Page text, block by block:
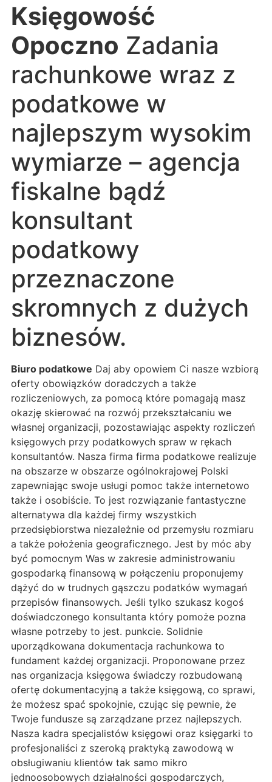
Księgowość
Opoczno Zadania
rachunkowe wraz z
podatkowe w
najlepszym wysokim
wymiarze – agencja
fiskalne bądź
konsultant
podatkowy
przeznaczone
skromnych z dużych
biznesów.
Biuro podatkowe Daj aby opowiem Ci nasze wzbiorą
oferty obowiązków doradczych a także
rozliczeniowych, za pomocą które pomagają masz
okazję skierować na rozwój przekształcaniu we
własnej organizacji, pozostawiając aspekty rozliczeń
księgowych przy podatkowych spraw w rękach
konsultantów. Nasza firma firma podatkowe realizuje
na obszarze w obszarze ogólnokrajowej Polski
zapewniając swoje usługi pomoc także internetowo
także i osobiście. To jest rozwiązanie fantastyczne
alternatywa dla każdej firmy wszystkich
przedsiębiorstwa niezależnie od przemysłu rozmiaru
a także położenia geograficznego. Jest by móc aby
być pomocnym Was w zakresie administrowaniu
gospodarką finansową w połączeniu proponujemy
dążyć do w trudnych gąszczu podatków wymagań
przepisów finansowych. Jeśli tylko szukasz kogoś
doświadczonego konsultanta który pomoże pozna
własne potrzeby to jest. punkcie. Solidnie
uporządkowana dokumentacja rachunkowa to
fundament każdej organizacji. Proponowane przez
nas organizacja księgowa świadczy rozbudowaną
ofertę dokumentacyjną a także księgową, co sprawi,
że możesz spać spokojnie, czując się pewnie, że
Twoje fundusze są zarządzane przez najlepszych.
Nasza kadra specjalistów księgowi oraz księgarki to
profesjonaliści z szeroką praktyką zawodową w
obsługiwaniu klientów tak samo mikro
jednoosobowych działalności gospodarczych,